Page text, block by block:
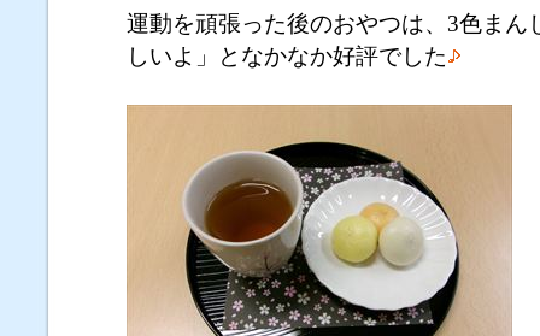
運動を頑張った後のおやつは、3色まん
しいよ」となかなか好評でした